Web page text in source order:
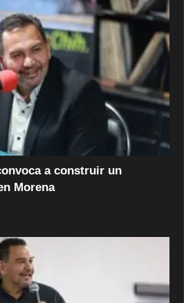
a construir un
Morena